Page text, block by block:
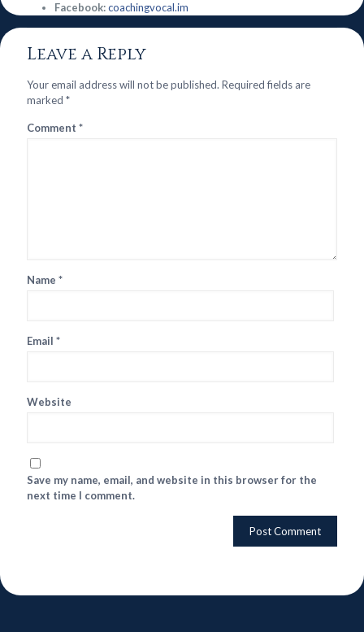
Facebook:coachingvocal.im
Leave a Reply
Your email address will not be published. Required fields are
marked *
Comment *
Name *
Email *
Website
Save my name, email, and website in this browser for the
next time I comment.